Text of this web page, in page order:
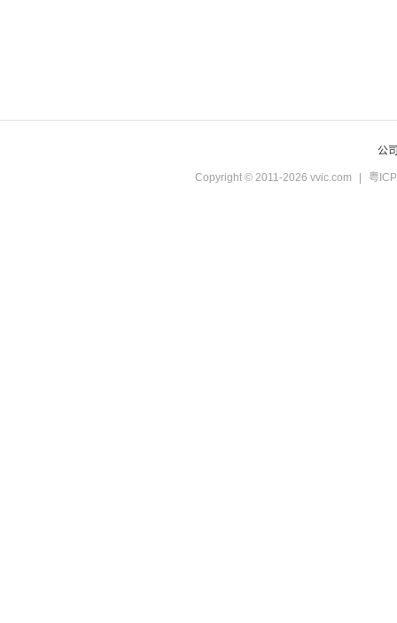
公
Copyright © 2011-2026 vvic.com 粤